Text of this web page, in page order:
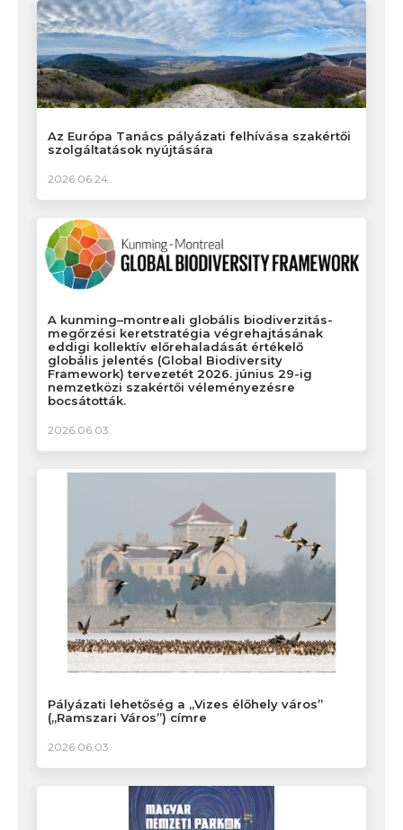
Az Európa Tanács pályázati felhívása szakértői
szolgáltatások nyújtására
2026.06.24.
A kunming–montreali globális biodiverzitás-
megőrzési keretstratégia végrehajtásának
eddigi kollektív előrehaladását értékelő
globális jelentés (Global Biodiversity
Framework) tervezetét 2026. június 29-ig
nemzetközi szakértői véleményezésre
bocsátották.
2026.06.03.
Pályázati lehetőség a „Vizes élőhely város”
(„Ramszari Város”) címre
2026.06.03.